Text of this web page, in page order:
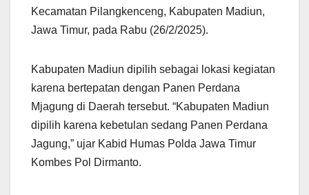
Kecamatan Pilangkenceng, Kabupaten Madiun,
Jawa Timur, pada Rabu (26/2/2025).
Kabupaten Madiun dipilih sebagai lokasi kegiatan
karena bertepatan dengan Panen Perdana
Mjagung di Daerah tersebut. “Kabupaten Madiun
dipilih karena kebetulan sedang Panen Perdana
Jagung,” ujar Kabid Humas Polda Jawa Timur
Kombes Pol Dirmanto.